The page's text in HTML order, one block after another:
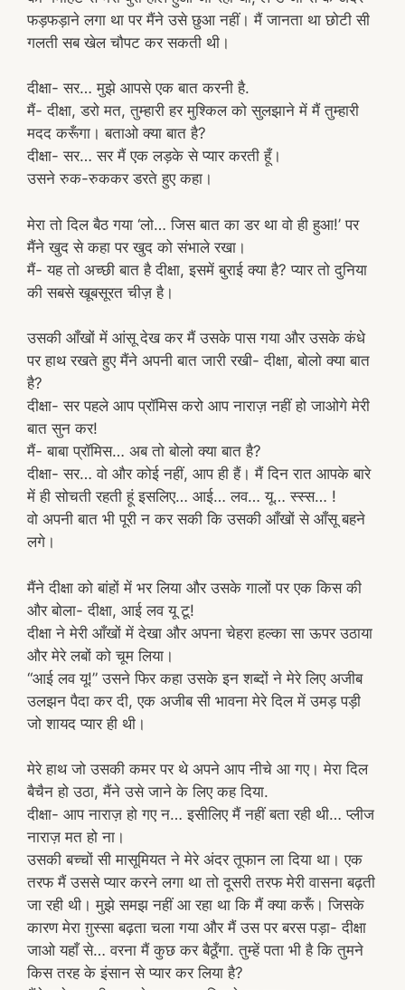
फड़फड़ाने लगा था पर मैंने उसे छुआ नहीं। मैं जानता था छोटी सी
गलती सब खेल चौपट कर सकती थी।
दीक्षा- सर… मुझे आपसे एक बात करनी है.
मैं- दीक्षा, डरो मत, तुम्हारी हर मुश्किल को सुलझाने में मैं तुम्हारी
मदद करूँगा। बताओ क्या बात है?
दीक्षा- सर… सर मैं एक लड़के से प्यार करती हूँ।
उसने रुक-रुककर डरते हुए कहा।
मेरा तो दिल बैठ गया ‘लो… जिस बात का डर था वो ही हुआ!’ पर
मैंने खुद से कहा पर खुद को संभाले रखा।
मैं- यह तो अच्छी बात है दीक्षा, इसमें बुराई क्या है? प्यार तो दुनिया
की सबसे खूबसूरत चीज़ है।
उसकी आँखों में आंसू देख कर मैं उसके पास गया और उसके कंधे
पर हाथ रखते हुए मैंने अपनी बात जारी रखी- दीक्षा, बोलो क्या बात
है?
दीक्षा- सर पहले आप प्रॉमिस करो आप नाराज़ नहीं हो जाओगे मेरी
बात सुन कर!
मैं- बाबा प्रॉमिस… अब तो बोलो क्या बात है?
दीक्षा- सर… वो और कोई नहीं, आप ही हैं। मैं दिन रात आपके बारे
में ही सोचती रहती हूं इसलिए… आई… लव… यू… स्स्स… !
वो अपनी बात भी पूरी न कर सकी कि उसकी आँखों से आँसू बहने
लगे।
मैंने दीक्षा को बांहों में भर लिया और उसके गालों पर एक किस की
और बोला- दीक्षा, आई लव यू टू!
दीक्षा ने मेरी आँखों में देखा और अपना चेहरा हल्का सा ऊपर उठाया
और मेरे लबों को चूम लिया।
“आई लव यू!” उसने फिर कहा उसके इन शब्दों ने मेरे लिए अजीब
उलझन पैदा कर दी, एक अजीब सी भावना मेरे दिल में उमड़ पड़ी
जो शायद प्यार ही थी।
मेरे हाथ जो उसकी कमर पर थे अपने आप नीचे आ गए। मेरा दिल
बैचैन हो उठा, मैंने उसे जाने के लिए कह दिया.
दीक्षा- आप नाराज़ हो गए न… इसीलिए मैं नहीं बता रही थी… प्लीज
नाराज़ मत हो ना।
उसकी बच्चों सी मासूमियत ने मेरे अंदर तूफान ला दिया था। एक
तरफ मैं उससे प्यार करने लगा था तो दूसरी तरफ मेरी वासना बढ़ती
जा रही थी। मुझे समझ नहीं आ रहा था कि मैं क्या करूँ। जिसके
कारण मेरा ग़ुस्सा बढ़ता चला गया और मैं उस पर बरस पड़ा- दीक्षा
जाओ यहाँ से… वरना मैं कुछ कर बैठूँगा. तुम्हें पता भी है कि तुमने
किस तरह के इंसान से प्यार कर लिया है?